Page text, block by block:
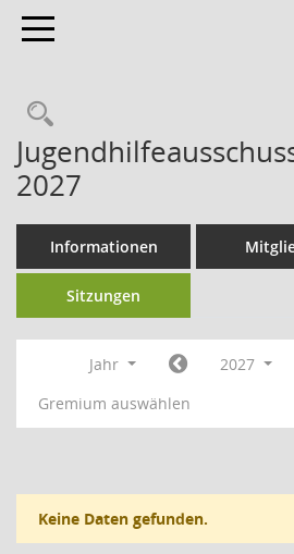
Toggle navigation
2027
Informationen
Sitzungen
Jahr
2027
Gremium auswählen
Keine Daten gefunden.